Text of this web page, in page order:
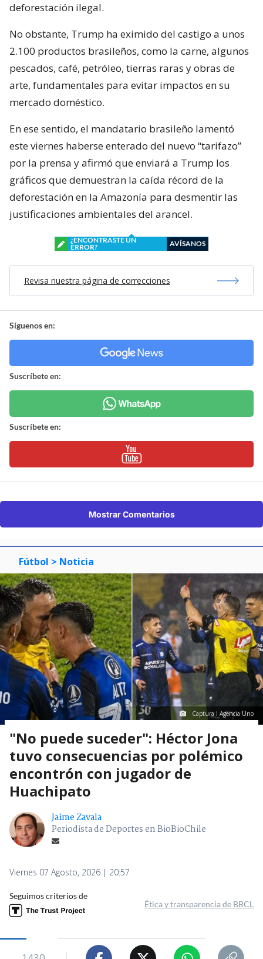
deforestación ilegal.
No obstante, Trump ha eximido del castigo a unos
2.100 productos brasileños, como la carne, algunos
pescados, café, petróleo, tierras raras y obras de
arte, fundamentales para evitar impactos en su
mercado doméstico.
En ese sentido, el mandatario brasileño lamentó
este viernes haberse enterado del nuevo “tarifazo”
por la prensa y afirmó que enviará a Trump los
gráficos que demuestran la caída récord de la
deforestación en la Amazonía para desmentir las
justificaciones ambientales del arancel.
¿ENCONTRASTE UN
ERROR?
AVÍSANOS
Revisa nuestra página de correcciones
Síguenos en:
Suscríbete en:
Suscríbete en:
Mostrar Comentarios
Fútbol > Noticia
Captura I Agencia Uno
"No puede suceder": Héctor Jona
tuvo consecuencias por polémico
encontrón con jugador de
Huachipato
Jaime Zavala
Periodista de Deportes en BioBioChile
Viernes 07 Agosto, 2026 | 20:57
Seguimos criterios de
Ética y transparencia de BBCL